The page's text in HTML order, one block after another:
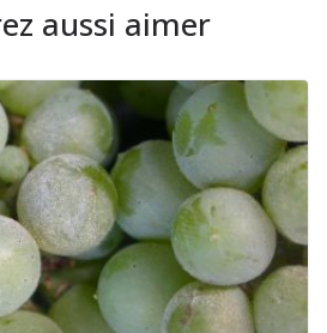
aussi aimer